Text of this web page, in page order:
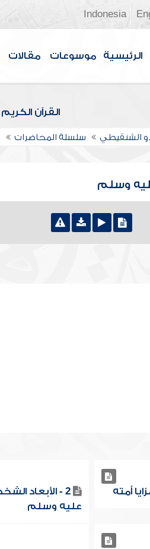
Indonesia
الرئيسية موسوعات مقالات
القرآن الكريم
الشنقيطي سلسلة المحاضرات
وسلم
2 - الأبعاد
عليه وسلم